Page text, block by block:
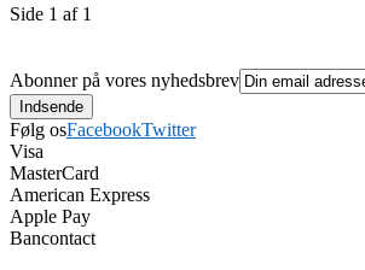
Side 1 af 1
Abonner på vores nyhedsbrev
Følg osFacebookTwitter
Visa
MasterCard
American Express
Apple Pay
Bancontact